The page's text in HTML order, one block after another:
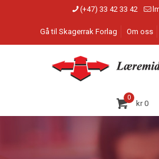
(+47) 33 42 33 42
Gå til Skagerrak Forlag Om oss
0
kr0